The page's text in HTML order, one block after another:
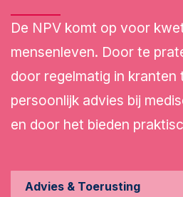
De NPV komt op voor
mensenleven. Door te
door regelmatig in
persoonlijk advies bij
en door het bieden
Advies & Toerusting